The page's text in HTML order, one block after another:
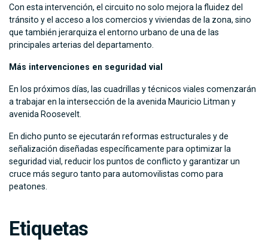
Con esta intervención, el circuito no solo mejora la fluidez del
tránsito y el acceso a los comercios y viviendas de la zona, sino
que también jerarquiza el entorno urbano de una de las
principales arterias del departamento.
Más intervenciones en seguridad vial
En los próximos días, las cuadrillas y técnicos viales comenzarán
a trabajar en la intersección de la avenida Mauricio Litman y
avenida Roosevelt.
En dicho punto se ejecutarán reformas estructurales y de
señalización diseñadas específicamente para optimizar la
seguridad vial, reducir los puntos de conflicto y garantizar un
cruce más seguro tanto para automovilistas como para
peatones.
Etiquetas